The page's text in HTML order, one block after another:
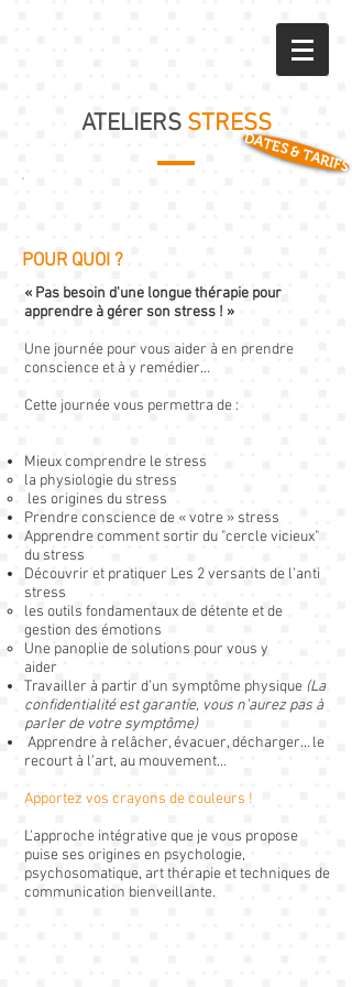
ATELIERS STRESS
« Pas besoin d'une longue thérapie pour
apprendre à gérer son stress ! »
Une journée pour vous aider à en prendre
conscience et à y remédier…
Cette journée vous permettra de :
Mieux comprendre le stress
la physiologie du stress
les origines du stress
Prendre conscience de « votre » stress
Apprendre comment sortir du "cercle vicieux"
du stress
Découvrir et pratiquer Les 2 versants de l’anti
stress
les outils fondamentaux de détente et de
gestion des émotions
Une panoplie de solutions pour vous y
aider
Travailler à partir d’un symptôme physique (La
confidentialité est garantie, vous n’aurez pas à
parler de votre symptôme)
Apprendre à relâcher, évacuer, décharger… le
recourt à l’art, au mouvement…
Apportez vos crayons de couleurs !
L'approche intégrative que je vous propose
puise ses origines en psychologie,
psychosomatique, art thérapie et techniques de
communication bienveillante.
POUR QUOI ?
DATES & TARIFS